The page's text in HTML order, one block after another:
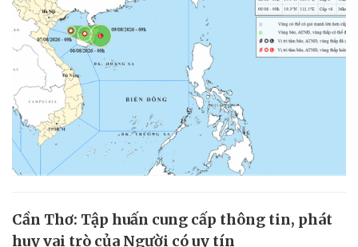
Cần Thơ: Tập huấn cung cấp thông tin, phát
huy vai trò của Người có uy tín